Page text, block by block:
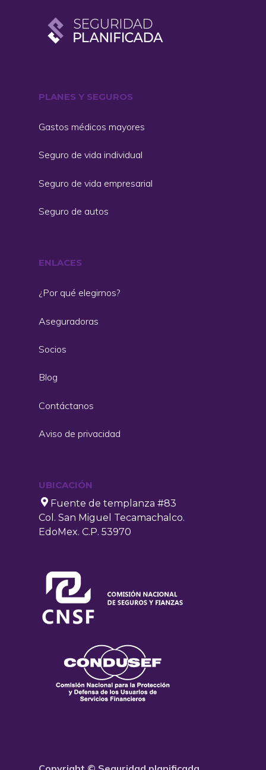
PLANES Y SEGUROS
Gastos médicos mayores
Seguro de vida individual
Seguro de vida empresarial
Seguro de autos
ENLACES
¿Por qué elegirnos?
Aseguradoras
Socios
Blog
Contáctanos
Aviso de privacidad
UBICACIÓN
Fuente de templanza #83
Col. San Miguel Tecamachalco.
EdoMex. C.P. 53970